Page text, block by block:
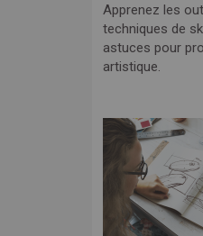
Apprenez les
techniques de
astuces pour
artistique.